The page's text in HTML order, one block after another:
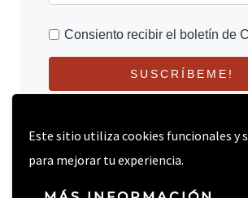
Este sitio utiliza cookies funcionales y
para mejorar tu experiencia.
Consiento recibir el boletín de
SUSCRÍBEME!